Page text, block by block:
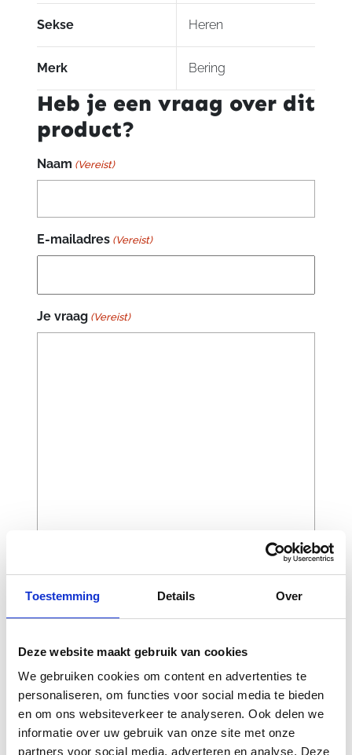
Toestemming Details Over
Deze website maakt gebruik van cookies
We gebruiken cookies om content en advertenties te
personaliseren, om functies voor social media te bieden
en om ons websiteverkeer te analyseren. Ook delen we
informatie over uw gebruik van onze site met onze
partners voor social media, adverteren en analyse. Deze
Sekse Heren
Merk Bering
Heb je een vraag over dit
product?
Naam (Vereist)
E-mailadres (Vereist)
Je vraag (Vereist)